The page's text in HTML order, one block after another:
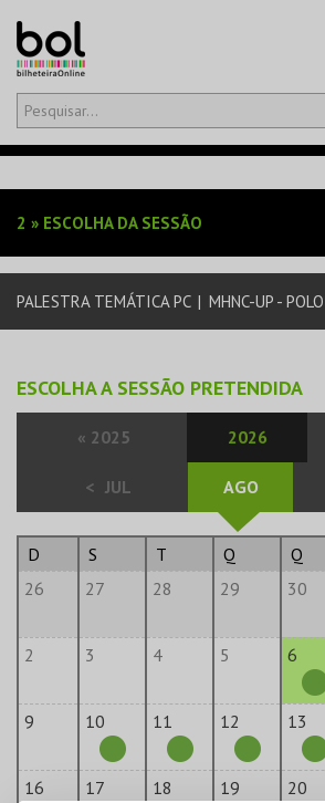
Olá,iniciar sessão
EVENTOS
CARTÕES
2 » ESCOLHA DA SESSÃO
PALESTRA TEMÁTICA PC | MHNC-UP -
ESCOLHA A SESSÃO PRETENDIDA
« 2025 2026
< JUL AGO
D S T Q Q
26
27 28 29 30
2 3 4 5 6
9 10 11 12 13
16 17 18 19 20